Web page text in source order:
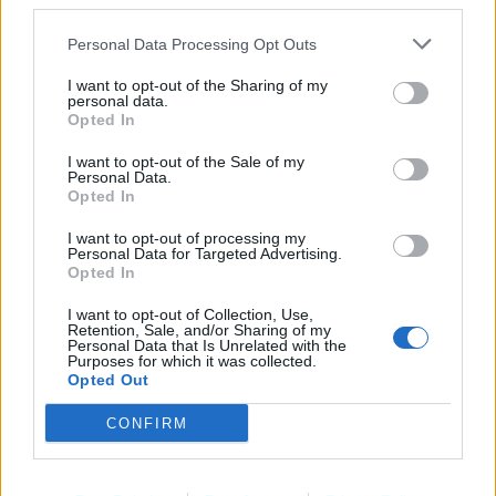
Personal Data Processing Opt Outs
I want to opt-out of the Sharing of my
personal data.
Opted In
I want to opt-out of the Sale of my
Personal Data.
Opted In
I want to opt-out of processing my
Personal Data for Targeted Advertising.
Opted In
I want to opt-out of Collection, Use,
Retention, Sale, and/or Sharing of my
Personal Data that Is Unrelated with the
Purposes for which it was collected.
Opted Out
CONFIRM
preferite